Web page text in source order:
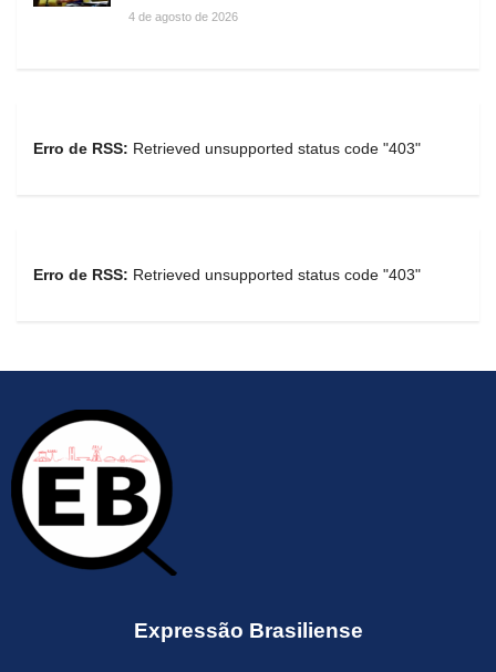
4 de agosto de 2026
Erro de RSS: Retrieved unsupported status code "403"
Erro de RSS: Retrieved unsupported status code "403"
Expressão Brasiliense